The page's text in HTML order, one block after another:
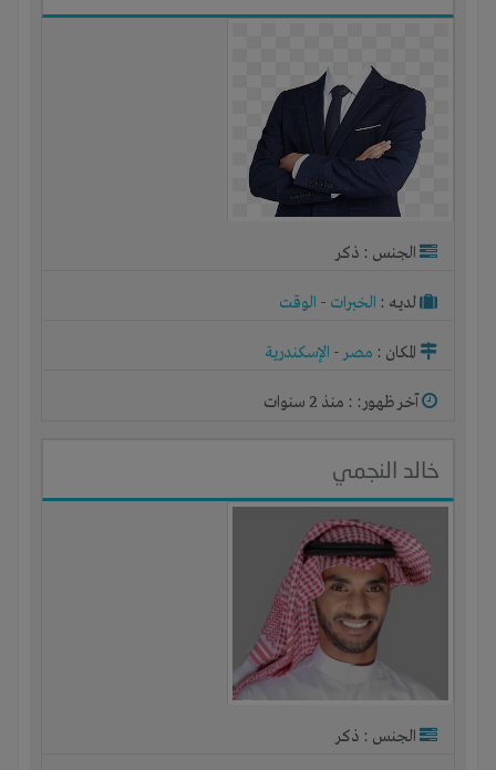
الجنس : ذكر
لديـه : الخبرات - الوقت
المكان : مصر- الإسكندرية
آخر ظهور: : منذ 2 سنوات
خالد النجمي
الجنس : ذكر